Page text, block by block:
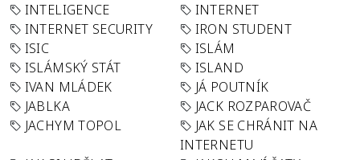
INTELIGENCE
INTERNET
INTERNET SECURITY
IRON STUDENT
ISIC
ISLÁM
ISLÁMSKÝ STÁT
ISLAND
IVAN MLÁDEK
JÁ POUTNÍK
JABLKA
JACK ROZPAROVAČ
JACHYM TOPOL
JAK SE CHRÁNIT NA
INTERNETU